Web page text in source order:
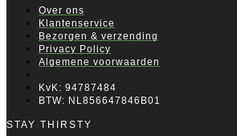
Over ons
Klantenservice
Bezorgen & verzending
Privacy Policy
Algemene voorwaarden
KvK: 94787484
BTW: NL856647846B01
STAY THIRSTY